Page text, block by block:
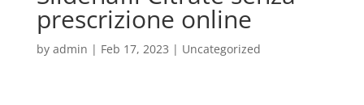
prescrizione online
by admin | Feb 17, 2023 | Uncategorized